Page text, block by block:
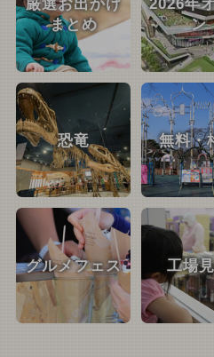
厳選お出かけ
まとめ
2026年
ン
恐竜 無料・
グルメフェス 工場